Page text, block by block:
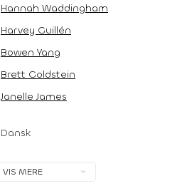
Hannah Waddingham
Harvey Guillén
Bowen Yang
Brett Goldstein
Janelle James
Dansk
VIS MERE